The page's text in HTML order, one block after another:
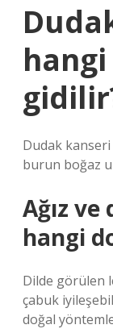
Dudak
burun boğaz
Ağız
hangi
Dilde görülen
çabuk
doğal